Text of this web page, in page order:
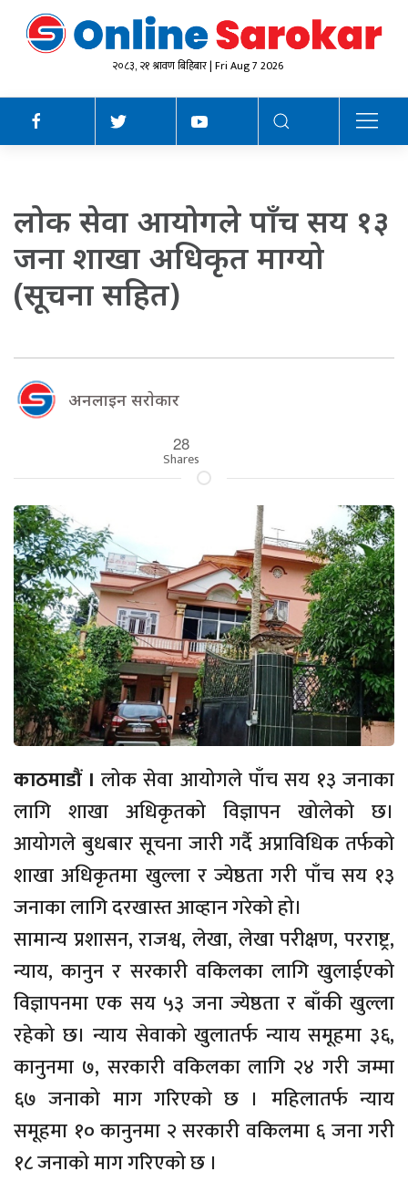
२०८३, २१ श्रावण बिहिबार | Fri Aug 7 2026
लोक सेवा आयोगले पाँच सय १३
जना शाखा अधिकृत माग्यो
(सूचना सहित)
अनलाइन सराेकार
28
Shares
काठमाडौं ।लोक सेवा आयोगले पाँच सय १३ जनाका
लागि शाखा अधिकृतको विज्ञापन खोलेको छ।
आयोगले बुधबार सूचना जारी गर्दै अप्राविधिक तर्फको
शाखा अधिकृतमा खुल्ला र ज्येष्ठता गरी पाँच सय १३
जनाका लागि दरखास्त आव्हान गरेको हो।
सामान्य प्रशासन, राजश्व, लेखा, लेखा परीक्षण, परराष्ट्र,
न्याय, कानुन र सरकारी वकिलका लागि खुलाईएको
विज्ञापनमा एक सय ५३ जना ज्येष्ठता र बाँकी खुल्ला
रहेको छ। न्याय सेवाको खुलातर्फ न्याय समूहमा ३६,
कानुनमा ७, सरकारी वकिलका लागि २४ गरी जम्मा
६७ जनाको माग गरिएको छ । महिलातर्फ न्याय
समूहमा १० कानुनमा २ सरकारी वकिलमा ६ जना गरी
१८ जनाको माग गरिएको छ ।